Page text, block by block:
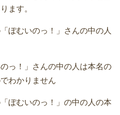
ます。
ぽむいのっ！」さんの中の人
っ！」さんの中の人は本名の
わかりません
ぽむいのっ！」の中の人の本